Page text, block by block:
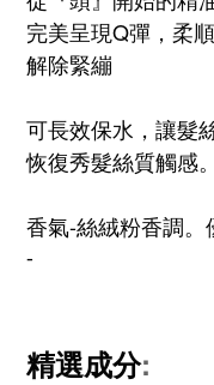
完美呈現Q彈，柔
解除緊繃
可長效保水，讓髮
恢復秀髮絲質觸感。
香氣-絲絨粉香調
-
精選成分: